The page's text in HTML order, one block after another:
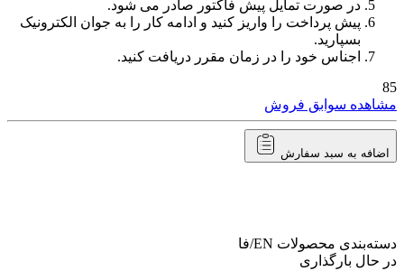
در صورت تمایل پیش فاکتور صادر می شود.
پیش پرداخت را واریز کنید و ادامه کار را به جوان الکترونیک
بسپارید.
اجناس خود را در زمان مقرر دریافت کنید.
85
مشاهده سوابق فروش
اضافه به سبد سفارش
دسته‌بندی محصولات EN/فا
در حال بارگذاری